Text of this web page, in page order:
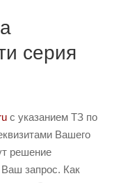
серия
с указанием ТЗ по
Вашего
решение
запрос. Как